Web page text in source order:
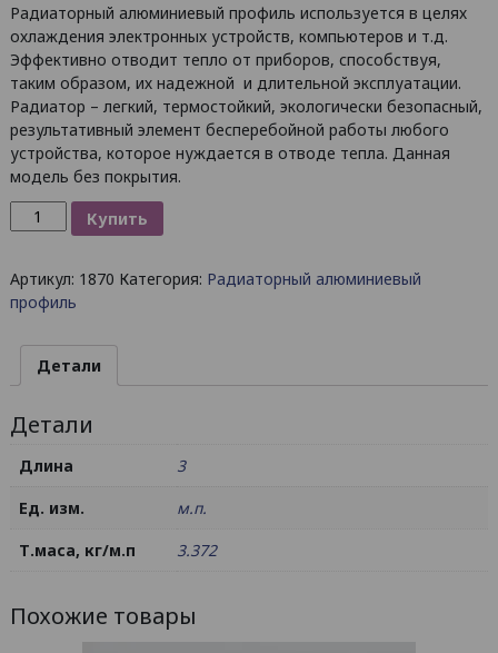
Радиаторный алюминиевый профиль используется в целях
охлаждения электронных устройств, компьютеров и т.д.
Эффективно отводит тепло от приборов, способствуя,
таким образом, их надежной и длительной эксплуатации.
Радиатор – легкий, термостойкий, экологически безопасный,
результативный элемент бесперебойной работы любого
устройства, которое нуждается в отводе тепла. Данная
модель без покрытия.
Количество
товара
алюминиевый
профиль
Купить
Артикул: 1870 Категория: Радиаторный алюминиевый
профиль
Детали
Детали
Длина
3
Ед. изм.
м.п.
Т.маса, кг/м.п
3.372
Похожие товары